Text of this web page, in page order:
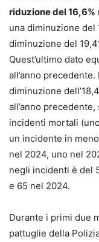
riduzione del 16,6%
una diminuzione del
diminuzione del
Quest’ultimo dato
all’anno
diminuzione
all’anno
incidenti mortali
un incidente in
nel 2024, uno nel
negli incidenti è del
e 65 nel 2024.
Durante i primi due
pattuglie della